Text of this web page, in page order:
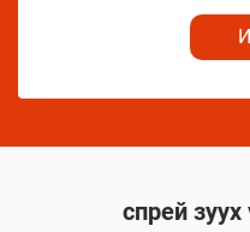
спрей